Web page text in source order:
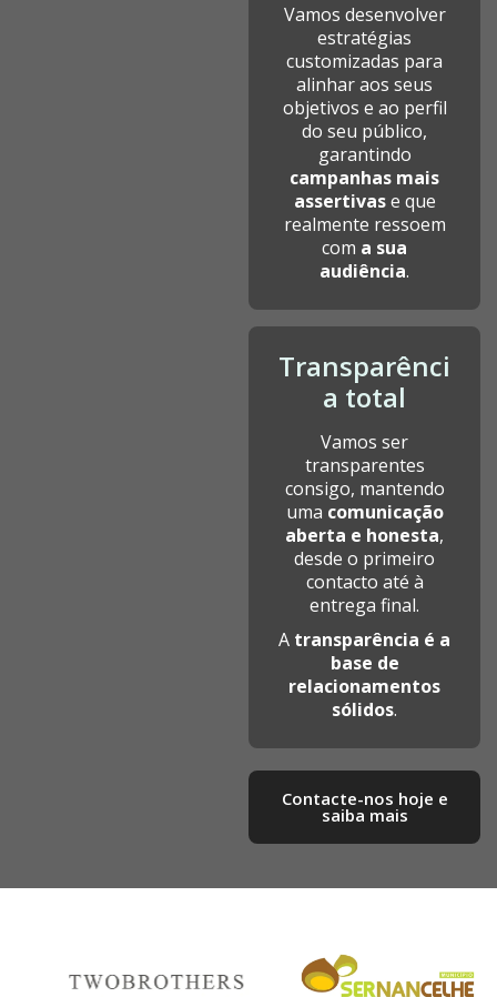
Vamos desenvolver
estratégias
customizadas para
alinhar aos seus
objetivos e ao perfil
do seu público,
garantindo
campanhas mais
assertivase que
realmente ressoem
com a sua
audiência.
Transparênci
a total
Vamos ser
transparentes
consigo, mantendo
uma comunicação
aberta e honesta,
desde o primeiro
contacto até à
entrega final.
A transparência é a
base de
relacionamentos
sólidos.
Contacte-nos hoje e
saiba mais​